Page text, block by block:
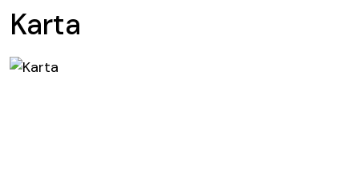
Karta